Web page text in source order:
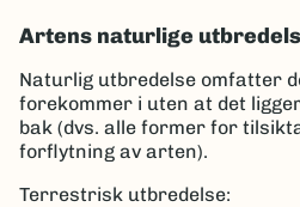
Artens naturlige
Naturlig utbredelse omfatter
forekommer i uten at det
bak (dvs. alle former for
forflytning av arten).
Terrestrisk utbredelse: